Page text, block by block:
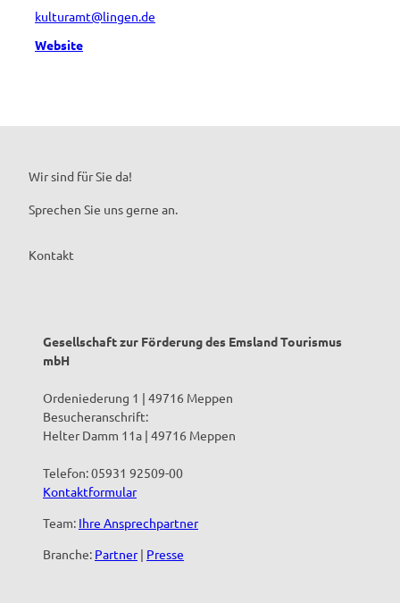
kulturamt@lingen.de
Website
Wir sind für Sie da!
Sprechen Sie uns gerne an.
Kontakt
Gesellschaft zur Förderung des Emsland Tourismus
mbH
Ordeniederung 1 | 49716 Meppen
Besucheranschrift:
Helter Damm 11a | 49716 Meppen
Telefon: 05931 92509-00
Kontaktformular
Team: Ihre Ansprechpartner
Branche: Partner| Presse